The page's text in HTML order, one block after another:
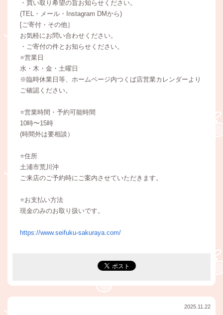
・買い取り希望の旨お知らせください。
(TEL・メール・Instagram DMから)
[ご寄付・その他］
お気軽にお問い合わせください。
・ご寄付の件とお知らせください。
⭐️営業日
水・木・金・土曜日
※臨時休業日等、ホームページ内つくば店営業カレンダーより
ご確認ください。
⭐️営業時間・予約可能時間
10時〜15時
(時間外は要相談）
⭐️住所
土浦市荒川沖
ご来店のご予約時にご案内させていただきます。
⭐️お支払い方法
現金のみのお取り扱いです。
https://www.seifuku-sakuraya.com/
2025.11.22